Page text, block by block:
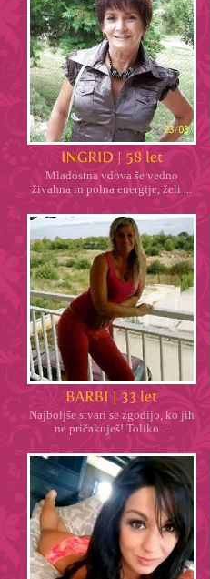
Mladostna vdova še vedno
živahna in polna energije, želi ...
Najboljše stvari se zgodijo, ko jih
ne pričakuješ! Toliko ...